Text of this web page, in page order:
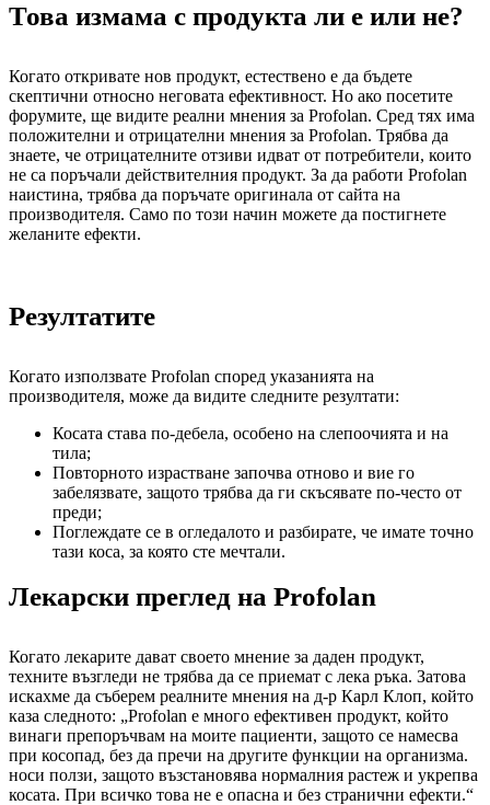
Това измама с продукта ли е или не?
Когато откривате нов продукт, естествено е да бъдете
скептични относно неговата ефективност. Но ако посетите
форумите, ще видите реални мнения за Profolan. Сред тях има
положителни и отрицателни мнения за Profolan. Трябва да
знаете, че отрицателните отзиви идват от потребители, които
не са поръчали действителния продукт. За да работи Profolan
наистина, трябва да поръчате оригинала от сайта на
производителя. Само по този начин можете да постигнете
желаните ефекти.
Резултатите
Когато използвате Profolan според указанията на
производителя, може да видите следните резултати:
Косата става по-дебела, особено на слепоочията и на
тила;
Повторното израстване започва отново и вие го
забелязвате, защото трябва да ги скъсявате по-често от
преди;
Поглеждате се в огледалото и разбирате, че имате точно
тази коса, за която сте мечтали.
Лекарски преглед на Profolan
Когато лекарите дават своето мнение за даден продукт,
техните възгледи не трябва да се приемат с лека ръка. Затова
искахме да съберем реалните мнения на д-р Карл Клоп, който
каза следното: „Profolan е много ефективен продукт, който
винаги препоръчвам на моите пациенти, защото се намесва
при косопад, без да пречи на другите функции на организма.
носи ползи, защото възстановява нормалния растеж и укрепва
косата. При всичко това не е опасна и без странични ефекти.“